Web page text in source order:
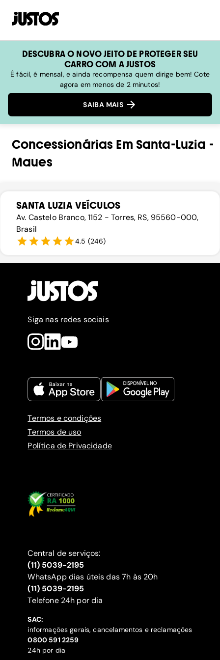
DESCUBRA O NOVO JEITO DE PROTEGER SEU
CARRO COM A JUSTOS
É fácil, é mensal, e ainda recompensa quem dirige bem! Cote
agora em menos de 2 minutos!
SAIBA MAIS
Concessionárias Em Santa-Luzia -
Maues
SANTA LUZIA VEÍCULOS
Av. Castelo Branco, 1152 - Torres, RS, 95560-000,
Brasil
4.5 (246)
Siga nas redes sociais
Termos e condições
Termos de uso
Política de Privacidade
Central de serviços:
(11) 5039-2195
WhatsApp dias úteis das 7h às 20h
(11) 5039-2195
‍Telefone 24h por dia
SAC:
informações gerais, cancelamentos e reclamações
‍0800 591 2259
24h por dia